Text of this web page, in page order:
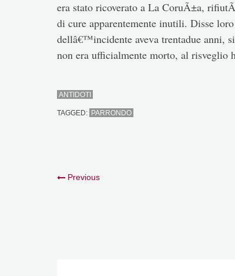
era stato ricoverato a La CoruÃ±a,
di cure apparentemente inutili. Disse
dellâ€™incidente aveva trentadue anni,
non era ufficialmente morto, al risveglio
ANTIDOTI
TAGGED: PARRONDO
Previous